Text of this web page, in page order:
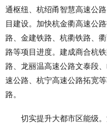
通枢纽、杭绍甬智慧高速公
目建设。加快杭金衢高速公
路、金建铁路、杭衢铁路、
路等项目进度。建成商合杭
路、龙丽温高速公路文泰段
速公路、杭宁高速公路拓宽
路。
切实提升大都市区能级